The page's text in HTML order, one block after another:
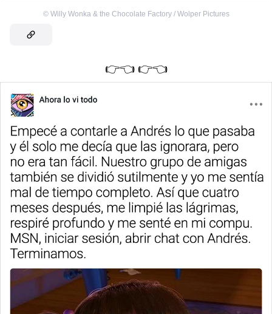
© Willy Wonka & the Chocolate Factory / Wolper Pictures
👉👈 👉👈